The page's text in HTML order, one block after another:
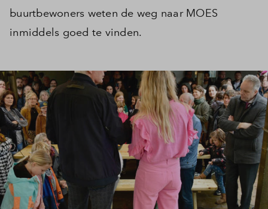
buurtbewoners weten de weg naar MOES
inmiddels goed te vinden.